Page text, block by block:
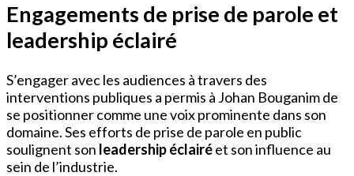
Engagements de prise de parole et
leadership éclairé
S’engager avec les audiences à travers des
interventions publiques a permis à Johan Bouganim de
se positionner comme une voix prominente dans son
domaine. Ses efforts de prise de parole en public
soulignent son leadership éclairéet son influence au
sein de l’industrie.